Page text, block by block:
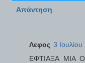
Απάντηση
Λεφος 3
ΕΦΤΙΑΞΑ ΜΙΑ